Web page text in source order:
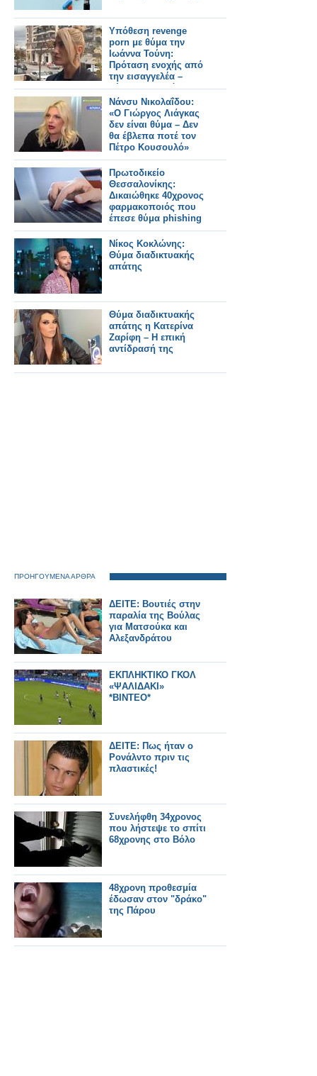
Υπόθεση revenge
porn με θύμα την
Ιωάννα Τούνη:
Πρόταση ενοχής από
την εισαγγελέα –
Ξέσπασε σε δάκρυα
στο δικαστήριο
Νάνσυ Νικολαΐδου:
«Ο Γιώργος Λιάγκας
δεν είναι θύμα – Δεν
θα έβλεπα ποτέ τον
Πέτρο Κουσουλό»
Πρωτοδικείο
Θεσσαλονίκης:
Δικαιώθηκε 40χρονος
φαρμακοποιός που
έπεσε θύμα phishing
Νίκος Κοκλώνης:
Θύμα διαδικτυακής
απάτης
Θύμα διαδικτυακής
απάτης η Κατερίνα
Ζαρίφη – Η επική
αντίδρασή της
ΠΡΟΗΓΟΥΜΕΝΑ ΑΡΘΡΑ
ΔΕΙΤΕ: Βουτιές στην
παραλία της Βούλας
για Ματσούκα και
Αλεξανδράτου
ΕΚΠΛΗΚΤΙΚΟ ΓΚΟΛ
«ΨΑΛΙΔΑΚΙ»
*ΒΙΝΤΕΟ*
ΔΕΙΤΕ: Πως ήταν ο
Ρονάλντο πριν τις
πλαστικές!
Συνελήφθη 34χρονος
που λήστεψε το σπίτι
68χρονης στο Βόλο
48χρονη προθεσμία
έδωσαν στον "δράκο"
της Πάρου